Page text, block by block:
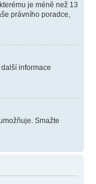
je méně než 13
právního poradce,
informace
Smažte